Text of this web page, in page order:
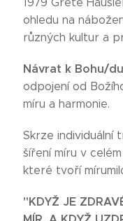
ohledu na
různých kultur a
Návrat k Bohu/
odpojení od
míru a harmonie.
Skrze individuální
šíření míru v
které tvoří
"KDYŽ JE